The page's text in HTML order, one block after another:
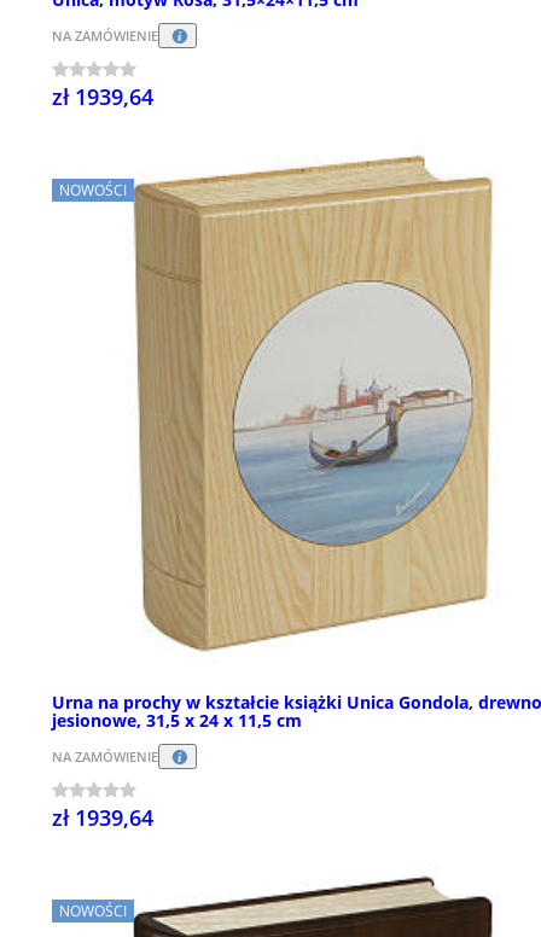
NA ZAMÓWIENIE
zł 1939,64
NOWOŚCI
Urna na prochy w kształcie książki Unica Gondola, drewno
jesionowe, 31,5 x 24 x 11,5 cm
NA ZAMÓWIENIE
zł 1939,64
NOWOŚCI